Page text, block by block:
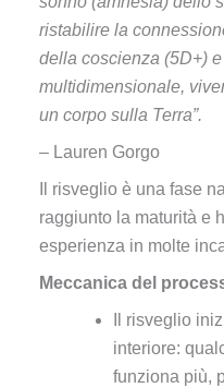
ristabilire la
della coscienza (5D+)
multidimensionale,
un corpo sulla Terra”.
– Lauren Gorgo
Il risveglio è una fase
raggiunto la maturità e
esperienza in molte
Meccanica del
Il risveglio
interiore:
funziona più,